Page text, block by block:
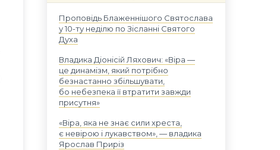
Проповідь Блаженнішого Святослава
у 10-ту неділю по Зісланні Святого
Духа
Владика Діонісій Ляхович: «Віра —
це динамізм, який потрібно
безнастанно збільшувати,
бо небезпека її втратити завжди
присутня»
«Віра, яка не знає сили хреста,
є невірою і лукавством», — владика
Ярослав Приріз